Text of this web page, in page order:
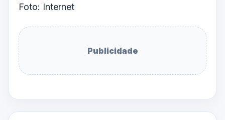
Foto: Internet
Publicidade